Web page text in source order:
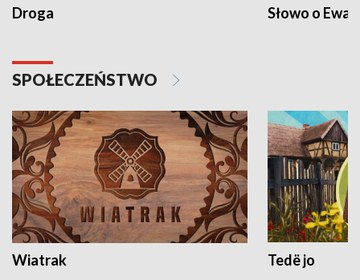
Droga Słowo o
SPOŁECZEŃSTWO
Wiatrak Tedë jo